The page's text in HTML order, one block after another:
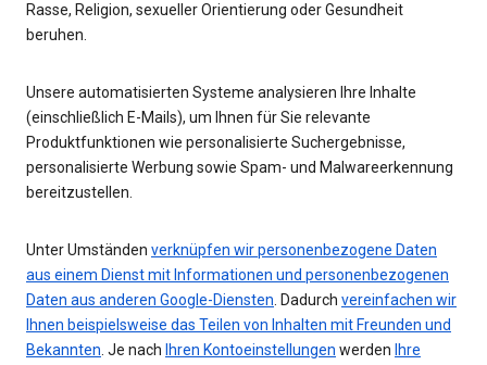
Rasse, Religion, sexueller Orientierung oder Gesundheit
beruhen.
Unsere automatisierten Systeme analysieren Ihre Inhalte
(einschließlich E-Mails), um Ihnen für Sie relevante
Produktfunktionen wie personalisierte Suchergebnisse,
personalisierte Werbung sowie Spam- und Malwareerkennung
bereitzustellen.
Unter Umständen verknüpfen wir personenbezogene Daten
aus einem Dienst mit Informationen und personenbezogenen
Daten aus anderen Google-Diensten. Dadurch vereinfachen wir
Ihnen beispielsweise das Teilen von Inhalten mit Freunden und
Bekannten. Je nach Ihren Kontoeinstellungen werden Ihre